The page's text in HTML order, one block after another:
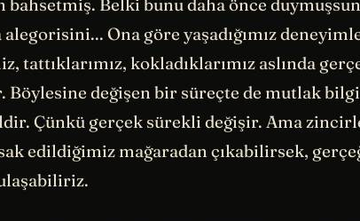
bahsetmiş. Belki bunu daha önce
Ona göre yaşadığımız
tattıklarımız, kokladıklarımız aslında
Böylesine değişen bir süreçte de mutlak
Çünkü gerçek sürekli değişir. Ama
edildiğimiz mağaradan çıkabilirsek,